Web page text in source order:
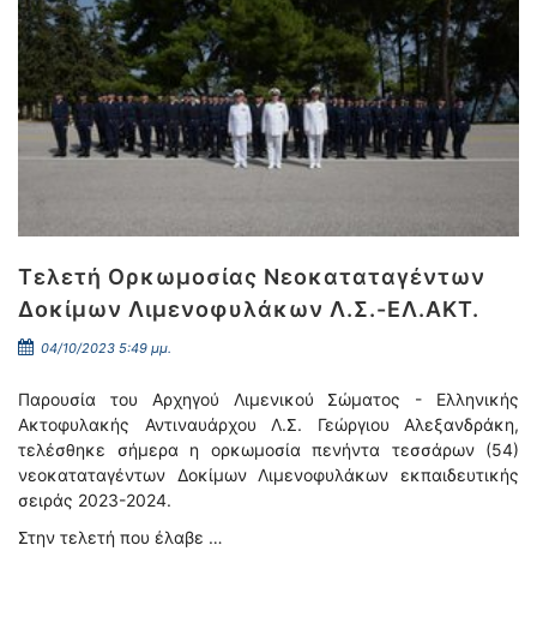
Τελετή Ορκωμοσίας Νεοκαταταγέντων
Δοκίμων Λιμενοφυλάκων Λ.Σ.-ΕΛ.ΑΚΤ.
04/10/2023 5:49 μμ.
Παρουσία του Αρχηγού Λιμενικού Σώματος - Ελληνικής
Ακτοφυλακής Αντιναυάρχου Λ.Σ. Γεώργιου Αλεξανδράκη,
τελέσθηκε σήμερα η ορκωμοσία πενήντα τεσσάρων (54)
νεοκαταταγέντων Δοκίμων Λιμενοφυλάκων εκπαιδευτικής
σειράς 2023-2024.
Στην τελετή που έλαβε …